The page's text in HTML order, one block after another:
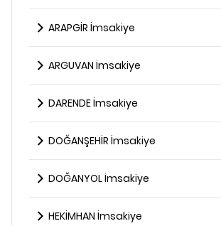
ARAPGİR İmsakiye
ARGUVAN İmsakiye
DARENDE İmsakiye
DOĞANŞEHİR İmsakiye
DOĞANYOL İmsakiye
HEKİMHAN İmsakiye